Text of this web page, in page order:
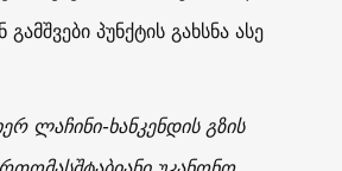
პუნქტის გახსნა ასე
ლაჩინი-ხანკენდის გზის